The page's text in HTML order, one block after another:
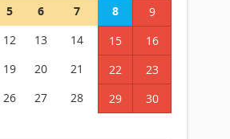
5 6 7 8
9
12 13 14 15
16
19 20 21 22
23
26 27 28 29
30